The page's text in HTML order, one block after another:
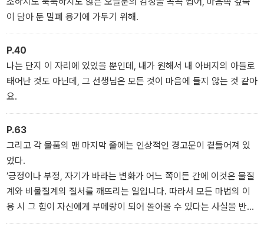
특한 상상력은 청소년부터 성인까지 세대를 뛰어넘어 이야기의 재미
는 매력을 지녔다. 한국 청소년문학의 외연을 한 단계 넓힌 『위저드
베이커리』는 세대를 초월해 독자를 사로잡는 영어덜트 소설의 ‘고
전’으로 기억될 작품이다.
시간을 되감아 주는 머랭쿠키가 있다면 어떨까? 실연의 상처를 잊게
해 주는 마들렌, 사업이 잘되게 해 주는 머핀이 있다면? 한 입 베어 무
는 순간 소원이 이루어지는 ‘마법의 빵’을 만드는 곳이 있다. 파우더처
럼 흰 얼굴에 꽁지 머리를 한 마법사 점장이 24시간 불을 켜 놓고 손
님을 기다리는 곳, 바로 ‘위저드 베이커리’다.
말을 더듬는 열여섯 살 소년 ‘나’는 가족에게서 도망쳐 동네 빵집인 위
저드 베이커리에 숨어든다. 급한 마음에 단골 빵집의 오븐 속으로 뛰
이 담아 둔 밀폐 용기에 가두기 위해.
P.40
나는 단지 이 자리에 있었을 뿐인데, 내가 원해서 내 아버지의 아들로
태어난 것도 아닌데, 그 선생님은 모든 것이 마음에 들지 않는 것 같아
요.
P.63
그리고 각 물품의 맨 마지막 줄에는 인상적인 경고문이 곁들어져 있
었다.
‘긍정이나 부정, 자기가 바라는 변화가 어느 쪽이든 간에 이것은 물질
계와 비물질계의 질서를 깨뜨리는 일입니다. 따라서 모든 마법의 이
용 시 그 힘이 자신에게 부메랑이 되어 돌아올 수 있다는 사실을 반드
시 명심하십시오.’